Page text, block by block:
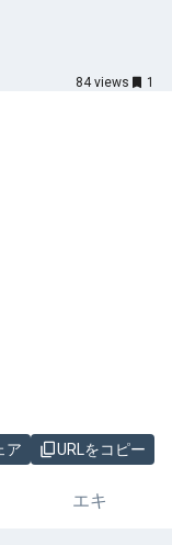
84 views 1
ア URLをコピー
エキ